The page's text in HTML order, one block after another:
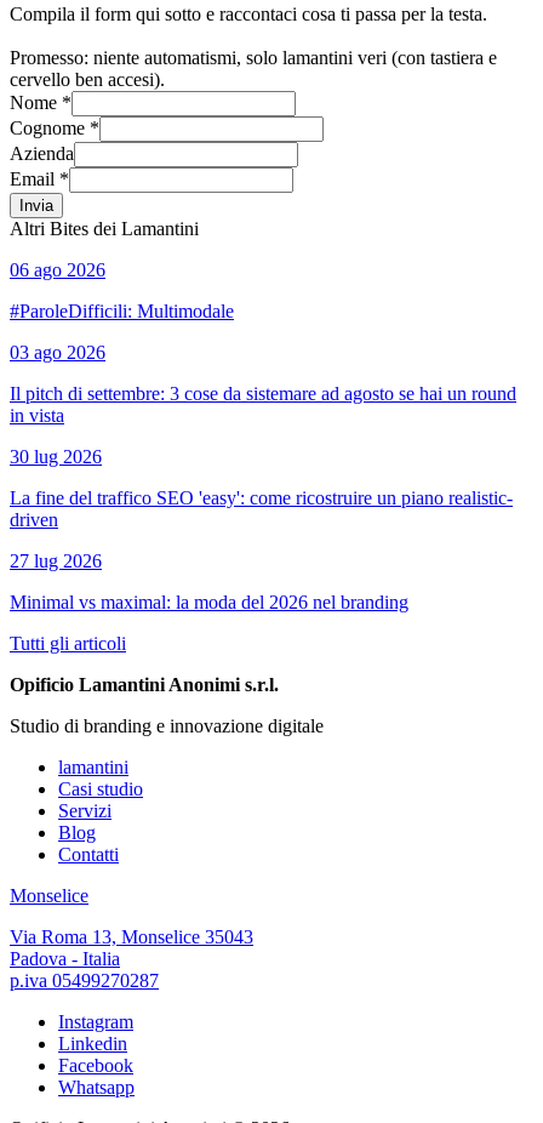
Compila il form qui sotto e raccontaci cosa ti passa per la testa.
Promesso: niente automatismi, solo lamantini veri (con tastiera e
cervello ben accesi).
Nome *
Cognome *
Azienda
Email *
Invia
Altri Bites dei Lamantini
06 ago 2026
#ParoleDifficili: Multimodale
03 ago 2026
Il pitch di settembre: 3 cose da sistemare ad agosto se hai un round
in vista
30 lug 2026
La fine del traffico SEO 'easy': come ricostruire un piano realistic-
driven
27 lug 2026
Minimal vs maximal: la moda del 2026 nel branding
Tutti gli articoli
Opificio Lamantini Anonimi s.r.l.
Studio di branding e innovazione digitale
lamantini
Casi studio
Servizi
Blog
Contatti
Monselice
Via Roma 13, Monselice 35043
Padova - Italia
p.iva 05499270287
Instagram
Linkedin
Facebook
Whatsapp